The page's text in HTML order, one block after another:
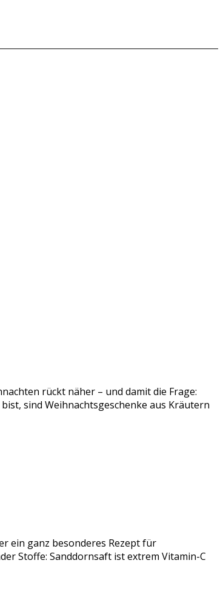
rückt näher – und damit die Frage:
sind Weihnachtsgeschenke aus Kräutern
ein ganz besonderes Rezept für
Stoffe: Sanddornsaft ist extrem Vitamin-C